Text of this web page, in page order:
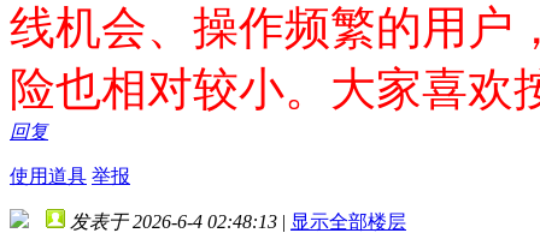
线机会、操作频繁的用户
险也相对较小。大家喜欢
回复
使用道具 举报
发表于 2026-6-4 02:48:13 | 显示全部楼层